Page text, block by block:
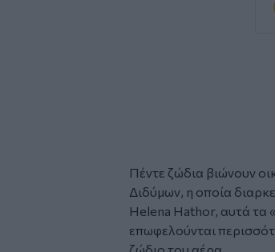
Πέντε ζώδια βιώνουν
Διδύμων, η οποία
Helena Hathor, αυτά τα
επωφελούνται